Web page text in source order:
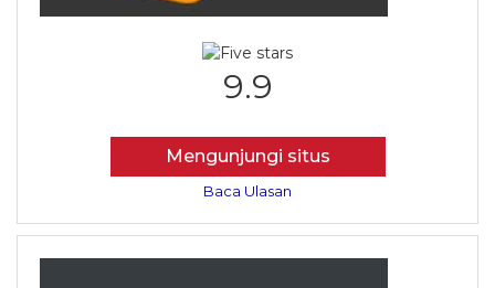
9.9
Mengunjungi situs
Baca Ulasan